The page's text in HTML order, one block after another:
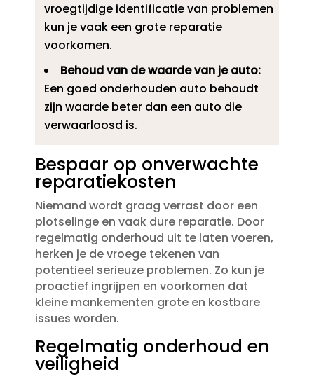
vroegtijdige identificatie van problemen
kun je vaak een grote reparatie
voorkomen.​
Behoud van de waarde van je auto:
Een goed onderhouden auto behoudt
zijn waarde beter dan een auto die
verwaarloosd is.​
Bespaar op onverwachte
reparatiekosten
Niemand wordt graag verrast door een
plotselinge en vaak dure reparatie.​ Door
regelmatig onderhoud uit te laten voeren,
herken je de vroege tekenen van
potentieel serieuze problemen.​ Zo kun je
proactief ingrijpen en voorkomen dat
kleine mankementen grote en kostbare
issues worden.​
Regelmatig onderhoud en
veiligheid